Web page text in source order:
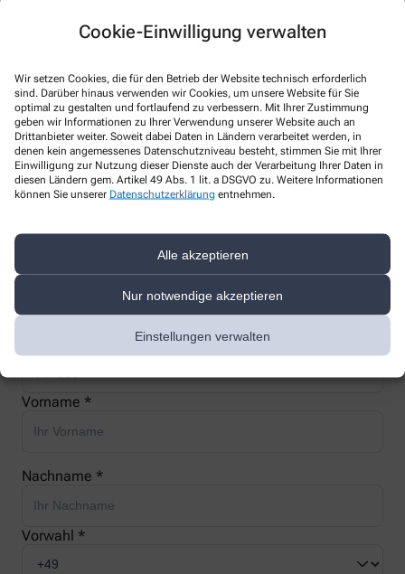
Cookie-Einwilligung verwalten
Wir setzen Cookies, die für den Betrieb der Website technisch erforderlich
sind. Darüber hinaus verwenden wir Cookies, um unsere Website für Sie
optimal zu gestalten und fortlaufend zu verbessern. Mit Ihrer Zustimmung
geben wir Informationen zu Ihrer Verwendung unserer Website auch an
Drittanbieter weiter. Soweit dabei Daten in Ländern verarbeitet werden, in
denen kein angemessenes Datenschutzniveau besteht, stimmen Sie mit Ihrer
Einwilligung zur Nutzung dieser Dienste auch der Verarbeitung Ihrer Daten in
diesen Ländern gem. Artikel 49 Abs. 1 lit. a DSGVO zu. Weitere Informationen
können Sie unserer Datenschutzerklärung entnehmen.
Alle akzeptieren
Nur notwendige akzeptieren
Einstellungen verwalten
Nachweis Ihrer Befreiung
Wenn Sie einen Ausweis über die Befreiung der gesetzlichen
Zuzahlung haben, können wir diese Info speichern und Sie
müssen Ihren Ausweis nicht immer vorzeigen.
Kundenkarte beantragen
Jetzt schnell und einfach online beantragen und beim nächsten
Besuch bei uns in der Apotheke abholen.
Vorname *
Nachname *
Vorwahl *